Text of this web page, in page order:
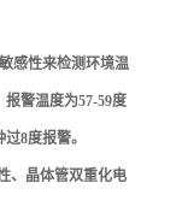
感性来检测环境温
报警温度为57-59度
过8度报警。
、晶体管双重化电